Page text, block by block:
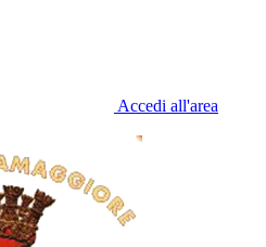
Accedi all'area